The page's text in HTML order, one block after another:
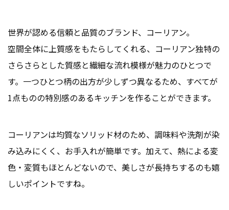
世界が認める信頼と品質のブランド、コーリアン。
空間全体に上質感をもたらしてくれる、コーリアン独特の
さらさらとした質感と繊細な流れ模様が魅力のひとつで
す。一つひとつ柄の出方が少しずつ異なるため、すべてが
1点ものの特別感のあるキッチンを作ることができます。
コーリアンは均質なソリッド材のため、調味料や洗剤が染
み込みにくく、お手入れが簡単です。加えて、熱による変
色・変質もほとんどないので、美しさが長持ちするのも嬉
しいポイントですね。